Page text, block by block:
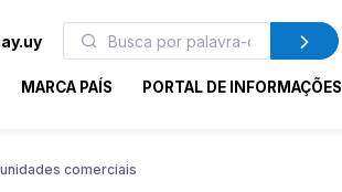
MARCA PAÍS PORTAL DE INFORMAÇÕES
comerciais